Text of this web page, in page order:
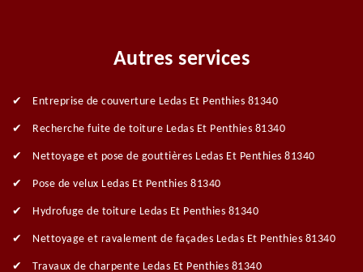
Autres services
Entreprise de couverture Ledas Et Penthies 81340
Recherche fuite de toiture Ledas Et Penthies 81340
Nettoyage et pose de gouttières Ledas Et Penthies 81340
Pose de velux Ledas Et Penthies 81340
Hydrofuge de toiture Ledas Et Penthies 81340
Nettoyage et ravalement de façades Ledas Et Penthies 81340
Travaux de charpente Ledas Et Penthies 81340